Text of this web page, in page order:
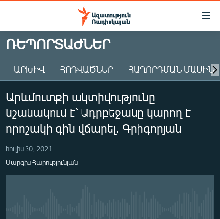
Մատչելիության
Անցնել
հիմնական
Անցնել
հիմնական
մենյուին
Որոնում
ԱԶԱՏՈՒԹՅՈՒՆ TV
ՀԱՅԱՍՏԱՆ
ԸՆՏՐՈՒԹՅՈՒՆՆԵՐ 2026
ԻՐԱՎՈՒՆՔ
ՂԱՐԱԲԱՂ
ՌԵՊՈՐՏԱԺՆԵՐ
ԱՐԽԻՎ ՀՈԴՎԱԾՆԵՐ ՀԱՂՈՐԴՄԱՆ ՄԱՍԻՆ
Արևմուտքի ակտիվությունը
նշանակում է՝ Ադրբեջանը կարող է
որոշակի գին վճարել. Գրիգորյան
հուլիս 30, 2021
Սարգիս Հարությունյան